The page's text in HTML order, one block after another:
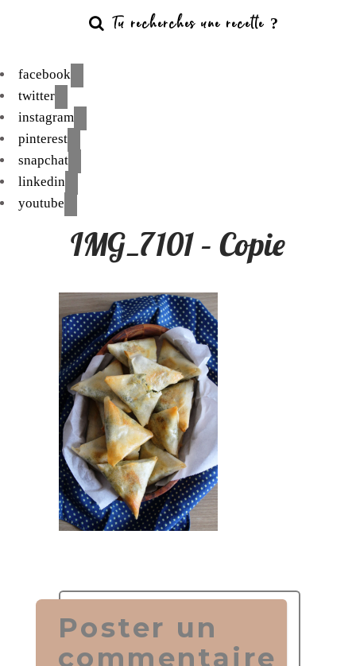
facebook
twitter
instagram
pinterest
snapchat
linkedin
youtube
IMG_7101 – Copie
Poster un
commentaire